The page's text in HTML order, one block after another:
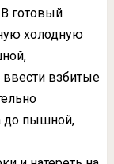
готовый
холодную
взбитые
до пышной,